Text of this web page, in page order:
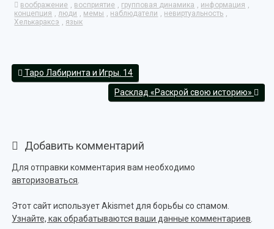
воображение , восприятие , групповая динамика , информация ,
концепция ,люди , мемы , наблюдатели , невиртуальность ,
Хелькараксэ , язык
Таро Лабиринта и Игры. 14
Расклад «Раскрой свою историю»
Добавить комментарий
Для отправки комментария вам необходимо
авторизоваться
Этот сайт использует Akismet для борьбы со спамом.
Узнайте, как обрабатываются ваши данные комментариев